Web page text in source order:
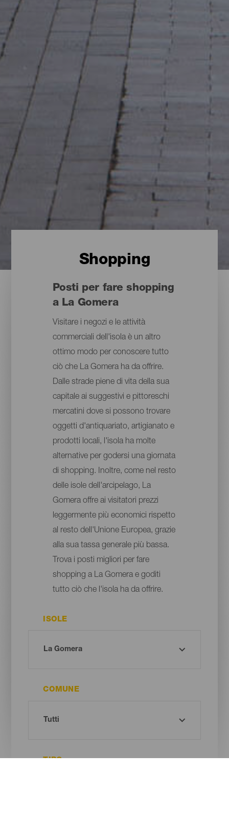
Shopping
Posti per fare shopping
a La Gomera
Visitare i negozi e le attività
commerciali dell'isola è un altro
ottimo modo per conoscere tutto
ciò che La Gomera ha da offrire.
Dalle strade piene di vita della sua
capitale ai suggestivi e pittoreschi
mercatini dove si possono trovare
oggetti d'antiquariato, artigianato e
prodotti locali, l'isola ha molte
alternative per godersi una giornata
di shopping. Inoltre, come nel resto
delle isole dell'arcipelago, La
Gomera offre ai visitatori prezzi
leggermente più economici rispetto
al resto dell'Unione Europea, grazie
alla sua tassa generale più bassa.
Trova i posti migliori per fare
shopping a La Gomera e goditi
tutto ciò che l'isola ha da offrire.
ISOLE
COMUNE
TIPO